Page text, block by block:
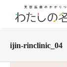
ijin-rinclinic_04